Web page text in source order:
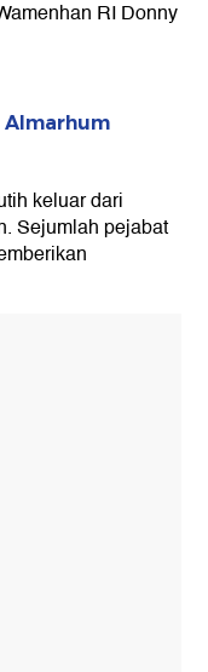
RI Donny
Almarhum
keluar dari
Sejumlah pejabat